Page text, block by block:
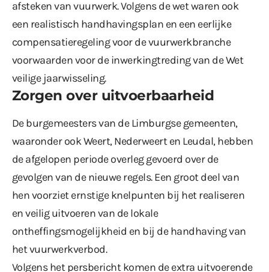
afsteken van vuurwerk. Volgens de wet waren ook
een realistisch handhavingsplan en een eerlijke
compensatieregeling voor de vuurwerkbranche
voorwaarden voor de inwerkingtreding van de Wet
veilige jaarwisseling.
Zorgen over uitvoerbaarheid
De burgemeesters van de Limburgse gemeenten,
waaronder ook Weert, Nederweert en Leudal, hebben
de afgelopen periode overleg gevoerd over de
gevolgen van de nieuwe regels. Een groot deel van
hen voorziet ernstige knelpunten bij het realiseren
en veilig uitvoeren van de lokale
ontheffingsmogelijkheid en bij de handhaving van
het vuurwerkverbod.
Volgens het persbericht komen de extra uitvoerende